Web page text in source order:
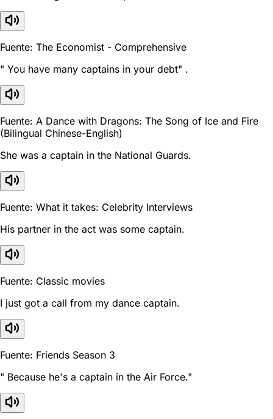
Fuente: The Economist - Comprehensive
" You have many captains in your debt" .
Fuente: A Dance with Dragons: The Song of Ice and Fire
(Bilingual Chinese-English)
She was a captain in the National Guards.
Fuente: What it takes: Celebrity Interviews
His partner in the act was some captain.
Fuente: Classic movies
I just got a call from my dance captain.
Fuente: Friends Season 3
" Because he's a captain in the Air Force."